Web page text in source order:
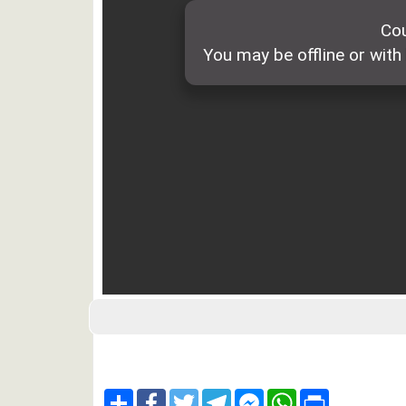
ShareFacebookTwitterTelegramFacebookWhatsApp Print